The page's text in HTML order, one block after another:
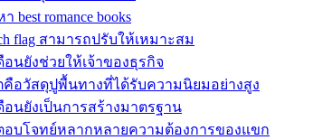
romance books
flag สามารถปรับให้เหมาะสม
นยังช่วยให้เจ้าของธุรกิจ
อวัสดุปูพื้นทางที่ได้รับความนิยมอย่างสูง
นยังเป็นการสร้างมาตรฐาน
ตอบโจทย์หลากหลายความต้องการของแขก